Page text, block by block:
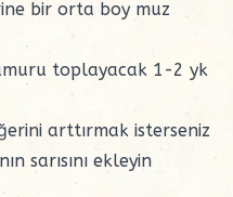
bir orta boy muz
toplayacak 1-2 yk
arttırmak isterseniz
sarısını ekleyin